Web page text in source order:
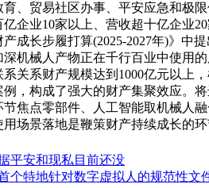
、贸易社区办事、平安应急和极
企业10家以上、营收超十亿企业
成长步履打算(2025-2027年)》中
深机械人产物正在千行百业中使用
关系财产规模达到1000亿元以上
例，构成了强大的财产集聚效应。
焦点零部件、人工智能取机械人
场景落地是鞭策财产持续成长的
平安和现私目前还没
个特地针对数字虚拟人的规范性文